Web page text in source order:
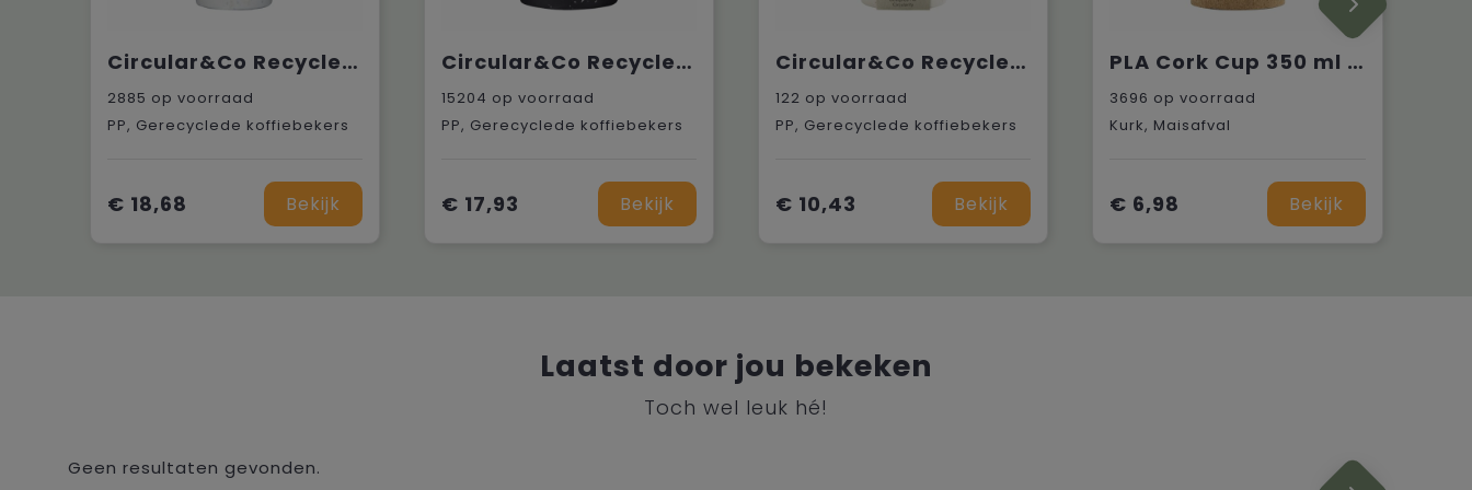
Circular&Co Recycled Coffee Cup 340 ml koffiebeker
2885 op voorraad
PP, Gerecyclede koffiebekers
€ 18,68 Bekijk
Circular&Co Recycled Coffee Cup 227 ml koffiebeker
15204 op voorraad
PP, Gerecyclede koffiebekers
€ 17,93 Bekijk
Circular&Co Recycled Now Cup 340 ml koffiebeker
122 op voorraad
PP, Gerecyclede koffiebekers
€ 10,43 Bekijk
PLA Cork Cup 350 ml koffiebeker
3696 op voorraad
Kurk, Maisafval
€ 6,98 Bekijk
Laatst door jou bekeken
Toch wel leuk hé!
Geen resultaten gevonden.